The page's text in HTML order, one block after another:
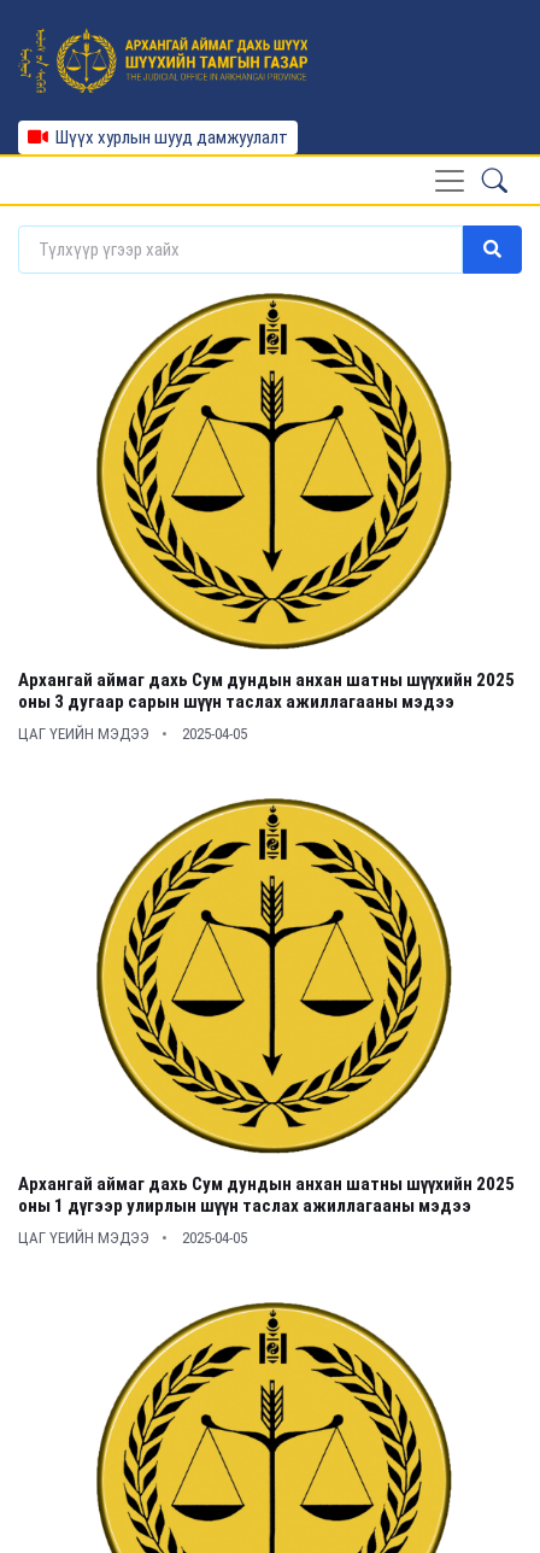
Шүүх хурлын шууд дамжуулалт
Архангай аймаг дахь Сум дундын анхан шатны шүүхийн 2025
оны 3 дугаар сарын шүүн таслах ажиллагааны мэдээ
ЦАГ ҮЕИЙН МЭДЭЭ 2025-04-05
Архангай аймаг дахь Сум дундын анхан шатны шүүхийн 2025
оны 1 дүгээр улирлын шүүн таслах ажиллагааны мэдээ
ЦАГ ҮЕИЙН МЭДЭЭ 2025-04-05